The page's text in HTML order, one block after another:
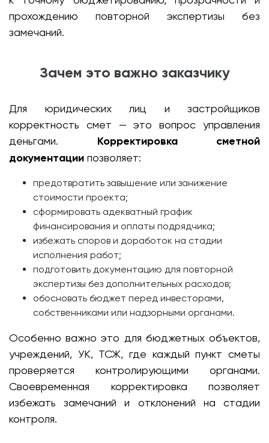
прохождению повторной экспертизы без
замечаний.
Зачем это важно заказчику
Для юридических лиц и застройщиков
корректность смет — это вопрос управления
деньгами. Корректировка сметной
документации позволяет:
предотвратить завышение или занижение
стоимости проекта;
сформировать адекватный график
финансирования и оплаты подрядчика;
избежать споров и доработок на стадии
исполнения работ;
подготовить документацию для повторной
экспертизы без дополнительных расходов;
обосновать бюджет перед инвесторами,
собственниками или надзорными органами.
Особенно важно это для бюджетных объектов,
учреждений, УК, ТСЖ, где каждый пункт сметы
проверяется контролирующими органами.
Своевременная корректировка позволяет
избежать замечаний и отклонений на стадии
контроля.